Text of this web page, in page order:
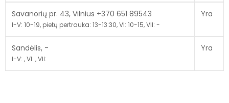
Savanorių pr. 43, Vilnius +370 651 89543
I-V: 10-19, pietų pertrauka: 13-13:30, VI: 10-15, VII: -
Yra
Sandėlis, -
I-V: , VI: , VII:
Yra